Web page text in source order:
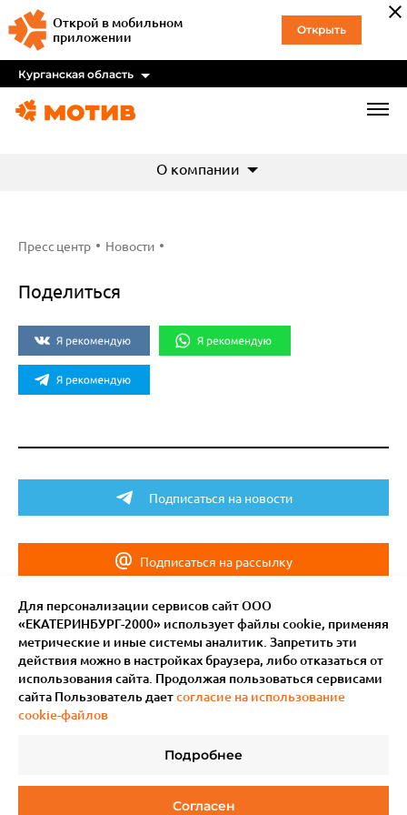
Открой в мобильном
приложении
Открыть
Курганская область
Пресс центр Новости
Поделиться
Подписаться на новости
Подписаться на рассылку
О компании
Подробнее
Согласен
Для персонализации сервисов сайт ООО
«ЕКАТЕРИНБУРГ-2000» использует файлы сookie, применяя
метрические и иные системы аналитик. Запретить эти
действия можно в настройках браузера, либо отказаться от
использования сайта. Продолжая пользоваться сервисами
сайта Пользователь даетсогласие на использование
cookie-файлов